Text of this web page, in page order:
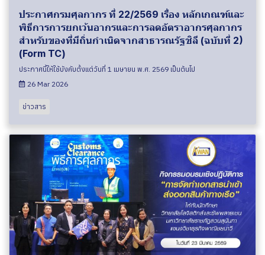
ประกาศกรมศุลกากร ที่ 22/2569 เรื่อง หลักเกณฑ์และ
พิธีการการยกเว้นอากรและการลดอัตราอากรศุลกากร
สำหรับของที่มีถิ่นกำเนิดจากสาธารณรัฐชิลี (ฉบับที่ 2)
(Form TC)
ประกาศนี้ให้ใช้บังคับตั้งแต่วันที่ 1 เมษายน พ.ศ. 2569 เป็นต้นไป
26 Mar 2026
ข่าวสาร